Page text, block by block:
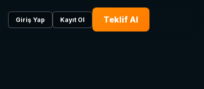
Giriş Yap Kayıt Ol Teklif Al